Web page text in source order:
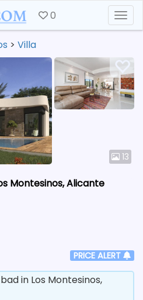
0
> Villa
13
Montesinos, Alicante
PRICE ALERT
in Los Montesinos,